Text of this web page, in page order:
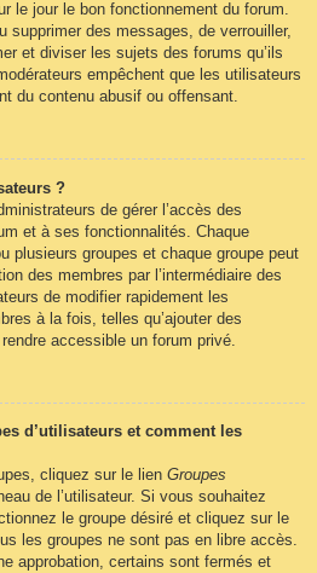
le jour le bon fonctionnement du forum.
supprimer des messages, de verrouiller,
et diviser les sujets des forums qu’ils
empêchent que les utilisateurs
du contenu abusif ou offensant.
?
de gérer l’accès des
et à ses fonctionnalités. Chaque
plusieurs groupes et chaque groupe peut
des membres par l’intermédiaire des
de modifier rapidement les
à la fois, telles qu’ajouter des
accessible un forum privé.
d’utilisateurs et comment les
cliquez sur le lien Groupes
de l’utilisateur. Si vous souhaitez
le groupe désiré et cliquez sur le
les groupes ne sont pas en libre accès.
approbation, certains sont fermés et